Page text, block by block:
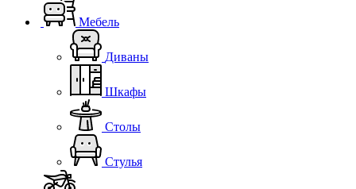
Мебель
Диваны
Шкафы
Столы
Стулья